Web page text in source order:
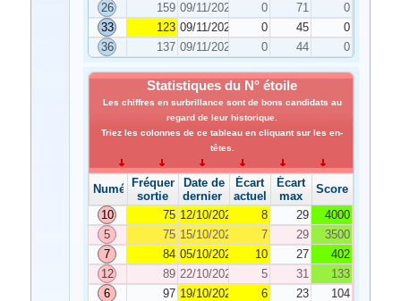
26
159 09/11/2021 0 71
0
33
123 09/11/2021 0 45
0
36
137 09/11/2021 0 44 0
Statistiques du N° étoile
Les chiffres en surbrillance sont de bons candidats au
regard de leur historique.
Triez les colonnes de ce tableau en cliquant sur les en-
têtes.
NuméroFréquence de
sortie
Date de
dernier tirage
Écart
actuel
Écart
max
Score
10
75 12/10/2021 8 29
4000
5
75 15/10/2021 7 29
3500
7
84 05/10/2021 10 27
402
12
89 22/10/2021 5 31
133
6
97 19/10/2021 6 23
104